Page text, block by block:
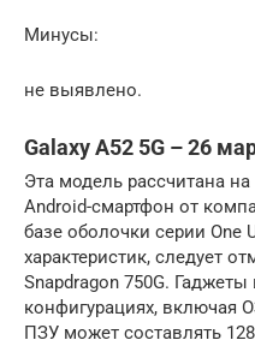
Минусы:
не выявлено.
Galaxy A52 5G – 26
Эта модель рассчитана
Android-смартфон от
базе оболочки серии One
характеристик, следует
Snapdragon 750G.
конфигурациях, включая
ПЗУ может составлять